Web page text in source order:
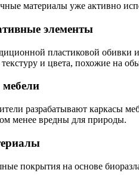
материалы уже активно
элементы
пластиковой
и цвета, похожие на
разрабатывают каркасы
менее вредны для природы.
покрытия на основе